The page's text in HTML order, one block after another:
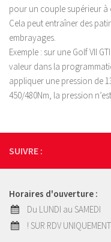
pour un couple supérieur à
Cela peut entraîner des
embrayages.
Exemple : sur une Golf VII
valeur dans la
appliquer une pression de
450/480Nm, la pression
SUIVRE :
Horaires d'ouverture :
Du LUNDI au SAMEDI
! SUR RDV